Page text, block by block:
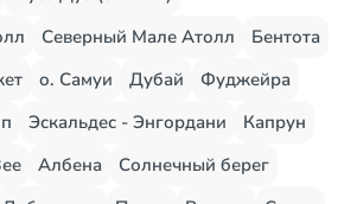
Северный Мале Атолл
Бентота
о. Самуи Дубай
Фуджейра
Эскальдес - Энгордани
Капрун
Албена
Солнечный берег